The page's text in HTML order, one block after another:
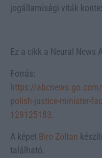
jogállamisági viták
Ez a cikk a Neural News
Forrás:
https://
polish-justice-minister-
129125183.
A képet Biro Zoltan
található.